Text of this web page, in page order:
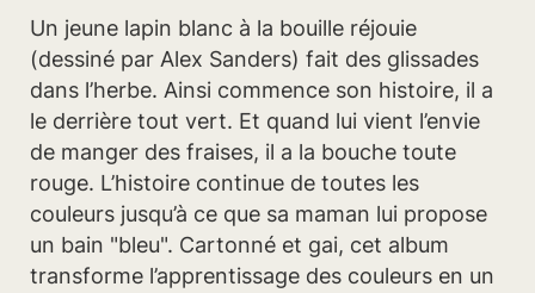
Un jeune lapin blanc à la bouille réjouie
(dessiné par Alex Sanders) fait des glissades
dans l’herbe. Ainsi commence son histoire, il a
le derrière tout vert. Et quand lui vient l’envie
de manger des fraises, il a la bouche toute
rouge. L’histoire continue de toutes les
couleurs jusqu’à ce que sa maman lui propose
un bain "bleu". Cartonné et gai, cet album
transforme l’apprentissage des couleurs en un